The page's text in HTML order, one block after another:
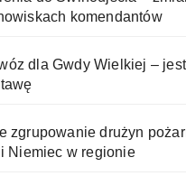
komendantów
dla Gwdy Wielkiej –
zgrupowanie drużyn
Niemiec w regionie